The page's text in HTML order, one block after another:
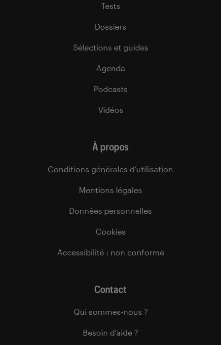
Tests
Dossiers
Sélections et guides
Agenda
Podcasts
Vidéos
À propos
Conditions générales d’utilisation
Mentions légales
Données personnelles
Cookies
Accessibilité : non conforme
Contact
Qui sommes-nous ?
Besoin d’aide ?